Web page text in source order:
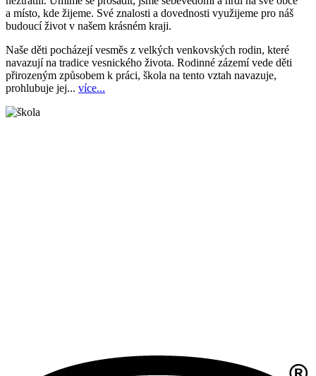
a místo, kde žijeme. Své znalosti a dovednosti využijeme pro náš
budoucí život v našem krásném kraji.
Naše děti pocházejí vesměs z velkých venkovských rodin, které
navazují na tradice vesnického života. Rodinné zázemí vede děti
přirozeným způsobem k práci, škola na tento vztah navazuje,
prohlubuje jej... více...